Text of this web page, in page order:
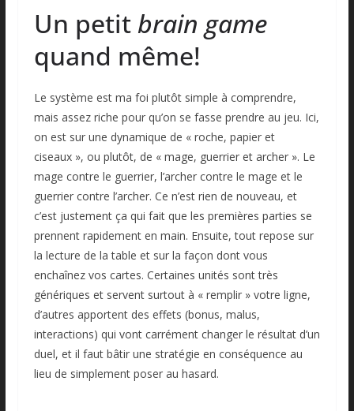
Un petit brain game
quand même!
Le système est ma foi plutôt simple à comprendre,
mais assez riche pour qu’on se fasse prendre au jeu. Ici,
on est sur une dynamique de « roche, papier et
ciseaux », ou plutôt, de « mage, guerrier et archer ». Le
mage contre le guerrier, l’archer contre le mage et le
guerrier contre l’archer. Ce n’est rien de nouveau, et
c’est justement ça qui fait que les premières parties se
prennent rapidement en main. Ensuite, tout repose sur
la lecture de la table et sur la façon dont vous
enchaînez vos cartes. Certaines unités sont très
génériques et servent surtout à « remplir » votre ligne,
d’autres apportent des effets (bonus, malus,
interactions) qui vont carrément changer le résultat d’un
duel, et il faut bâtir une stratégie en conséquence au
lieu de simplement poser au hasard.